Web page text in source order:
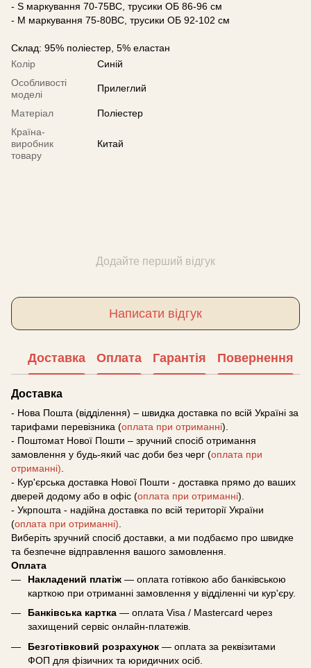
- S маркування 70-75ВС, трусики ОБ 86-96 см
- M маркування 75-80ВС, трусики ОБ 92-102 см
Склад: 95% поліестер, 5% еластан
Колір
Синій
Особливості
моделі
Прилеглий
Матеріал
Поліестер
Країна-
виробник
товару
Китай
Додайте перший відгук
Написати відгук
Доставка Оплата Гарантія Повернення
Доставка
- Нова Пошта (відділення) – швидка доставка по всій Україні за
тарифами перевізника (оплата при отриманні).
- Поштомат Нової Пошти – зручний спосіб отримання
замовлення у будь-який час доби без черг (оплата при
отриманні)
- Кур'єрська доставка Нової Пошти - доставка прямо до ваших
дверей додому або в офіс (оплата при отриманні).
- Укрпошта - надійна доставка по всій території України
(оплата при отриманні)
Виберіть зручний спосіб доставки, а ми подбаємо про швидке
та безпечне відправлення вашого замовлення.
Оплата
Накладений платіж — оплата готівкою або банківською
карткою при отриманні замовлення у відділенні чи кур'єру.
Банківська картка — оплата Visa / Mastercard через
захищений сервіс онлайн-платежів.
Безготівковий розрахунок — оплата за реквізитами
ФОП для фізичних та юридичних осіб.